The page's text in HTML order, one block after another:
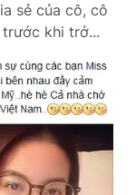
sẻ của cô, cô
khi trở...